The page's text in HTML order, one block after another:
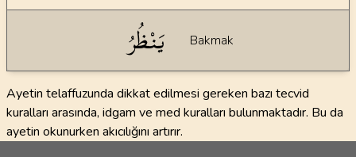
يَنْظُرُ Bakmak
Ayetin telaffuzunda dikkat edilmesi gereken bazı tecvid
kuralları arasında, idgam ve med kuralları bulunmaktadır. Bu da
ayetin okunurken akıcılığını artırır.